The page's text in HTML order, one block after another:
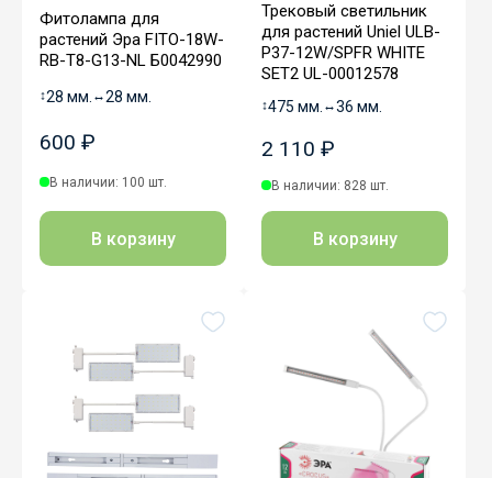
Фитолампа для
растений Эра FITO-18W-
RB-Т8-G13-NL Б0042990
↕28 мм. ↔28 мм.
600 ₽
В наличии: 100 шт.
В корзину
Трековый светильник
для растений Uniel ULB-
P37-12W/SPFR WHITE
SET2 UL-00012578
↕475 мм. ↔36 мм.
2 110 ₽
В наличии: 828 шт.
В корзину